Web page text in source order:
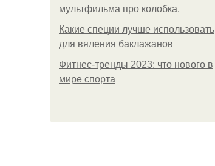
мультфильма про колобка.
Какие специи лучше использовать
для вяления баклажанов
Фитнес-тренды 2023: что нового в
мире спорта